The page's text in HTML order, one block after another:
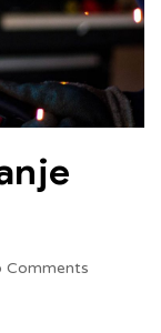
Comments